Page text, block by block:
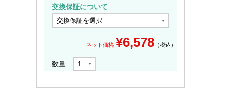
交換保証について
ネット価格 ¥6,578 （税込）
数量